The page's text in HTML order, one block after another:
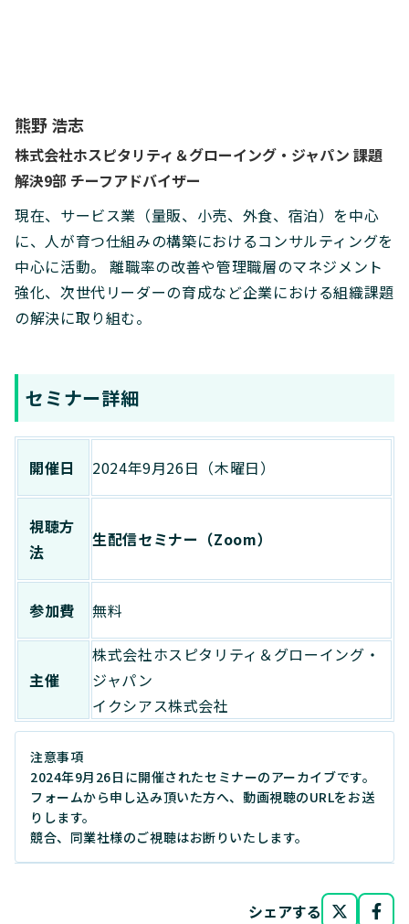
熊野 浩志
株式会社ホスピタリティ＆グローイング・ジャパン 課題
解決9部 チーフアドバイザー
現在、サービス業（量販、小売、外食、宿泊）を中心
に、人が育つ仕組みの構築におけるコンサルティングを
中心に活動。 離職率の改善や管理職層のマネジメント
強化、次世代リーダーの育成など企業における組織課題
の解決に取り組む。
セミナー詳細
開催日 2024年9月26日（木曜日）
視聴方
法
生配信セミナー（Zoom）
参加費 無料
主催
株式会社ホスピタリティ＆グローイング・
ジャパン
イクシアス株式会社
注意事項
2024年9月26日に開催されたセミナーのアーカイブです。
フォームから申し込み頂いた方へ、動画視聴のURLをお送
りします。
競合、同業社様のご視聴はお断りいたします。
シェアする